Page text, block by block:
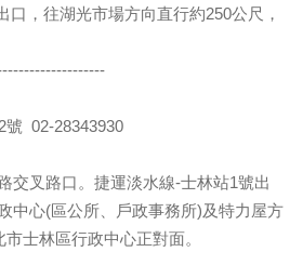
口，往湖光市場方向直行約250公尺，
號 02-28343930
交叉路口。捷運淡水線-士林站1號出
中心(區公所、戶政事務所)及特力屋方
士林區行政中心正對面。